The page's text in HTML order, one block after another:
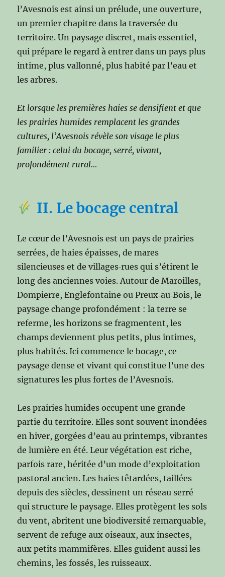
l’Avesnois est ainsi un prélude, une ouverture,
un premier chapitre dans la traversée du
territoire. Un paysage discret, mais essentiel,
qui prépare le regard à entrer dans un pays plus
intime, plus vallonné, plus habité par l’eau et
les arbres.
Et lorsque les premières haies se densifient et que
les prairies humides remplacent les grandes
cultures, l’Avesnois révèle son visage le plus
familier : celui du bocage, serré, vivant,
profondément rural…
II. Le bocage central
Le cœur de l’Avesnois est un pays de prairies
serrées, de haies épaisses, de mares
silencieuses et de villages‑rues qui s’étirent le
long des anciennes voies. Autour de Maroilles,
Dompierre, Englefontaine ou Preux‑au‑Bois, le
paysage change profondément : la terre se
referme, les horizons se fragmentent, les
champs deviennent plus petits, plus intimes,
plus habités. Ici commence le bocage, ce
paysage dense et vivant qui constitue l’une des
signatures les plus fortes de l’Avesnois.
Les prairies humides occupent une grande
partie du territoire. Elles sont souvent inondées
en hiver, gorgées d’eau au printemps, vibrantes
de lumière en été. Leur végétation est riche,
parfois rare, héritée d’un mode d’exploitation
pastoral ancien. Les haies têtardées, taillées
depuis des siècles, dessinent un réseau serré
qui structure le paysage. Elles protègent les sols
du vent, abritent une biodiversité remarquable,
servent de refuge aux oiseaux, aux insectes,
aux petits mammifères. Elles guident aussi les
chemins, les fossés, les ruisseaux.